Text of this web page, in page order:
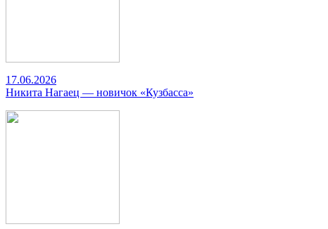
17.06.2026
Никита Нагаец — новичок «Кузбасса»